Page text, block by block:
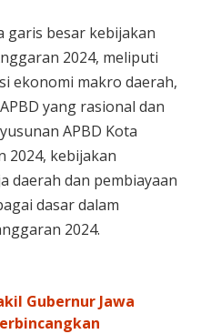
garis besar kebijakan
2024, meliputi
ekonomi makro daerah,
yang rasional dan
APBD Kota
2024, kebijakan
daerah dan pembiayaan
dasar dalam
2024.
Gubernur Jawa